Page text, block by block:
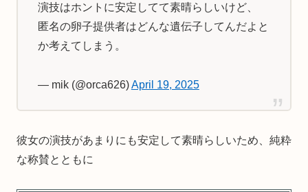
演技はホントに安定してて素晴らしいけど、
匿名の卵子提供者はどんな遺伝子してんだよと
か考えてしまう。
— mik (@orca626)April 19, 2025
彼女の演技があまりにも安定して素晴らしいため、純粋
な称賛とともに